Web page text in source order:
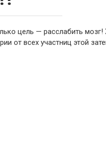
цель — расслабить мозг!
от всех участниц этой